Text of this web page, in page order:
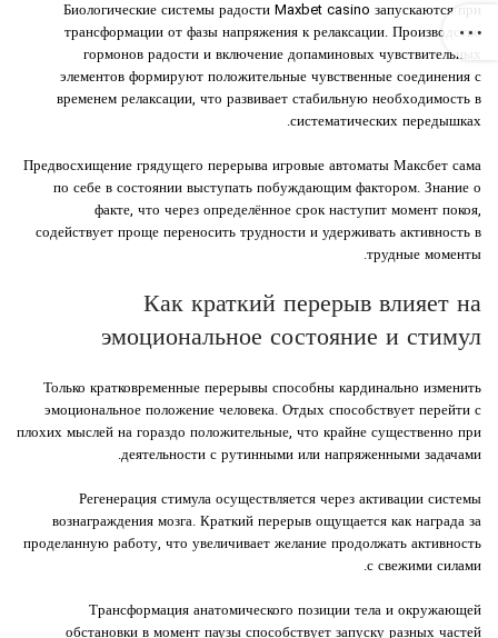
Биологические системы радости Maxbet casino запускаются при
трансформации от фазы напряжения к релаксации. Производство
гормонов радости и включение допаминовых чувствительных
элементов формируют положительные чувственные соединения с
временем релаксации, что развивает стабильную необходимость в
систематических передышках.
Предвосхищение грядущего перерыва игровые автоматы Максбет сама
по себе в состоянии выступать побуждающим фактором. Знание о
факте, что через определённое срок наступит момент покоя,
содействует проще переносить трудности и удерживать активность в
трудные моменты.
Как краткий перерыв влияет на
эмоциональное состояние и стимул
Только кратковременные перерывы способны кардинально изменить
эмоциональное положение человека. Отдых способствует перейти с
плохих мыслей на гораздо положительные, что крайне существенно при
деятельности с рутинными или напряженными задачами.
Регенерация стимула осуществляется через активации системы
вознаграждения мозга. Краткий перерыв ощущается как награда за
проделанную работу, что увеличивает желание продолжать активность
с свежими силами.
Трансформация анатомического позиции тела и окружающей
обстановки в момент паузы способствует запуску разных частей